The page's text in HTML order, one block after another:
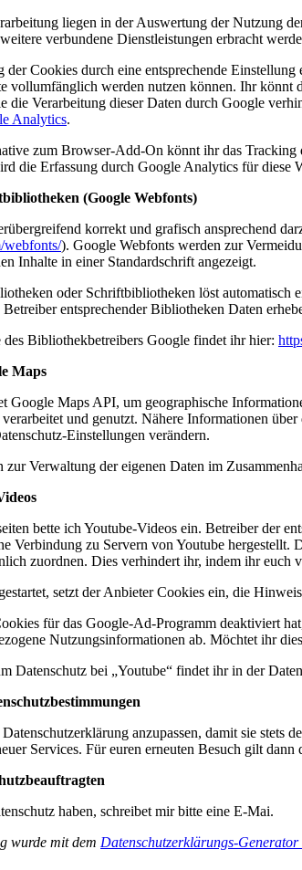
liegen in der Auswertung der Nutzung
verbundene Dienstleistungen erbracht
der Cookies durch eine entsprechende
vollumfänglich werden nutzen können. Ihr könnt
die Verarbeitung dieser Daten durch Google
Analytics.
zum Browser-Add-On könnt ihr das
die Erfassung durch Google Analytics für
(Google Webfonts)
korrekt und grafisch ansprechend
webfonts/). Google Webfonts werden zur
Inhalte in einer Standardschrift angezeigt.
oder Schriftbibliotheken löst automatisch
entsprechender Bibliotheken Daten
Bibliothekbetreibers Google findet ihr hier:
Maps
Google Maps API, um geographische
und genutzt. Nähere Informationen
Einstellungen verändern.
Verwaltung der eigenen Daten im
bette ich Youtube-Videos ein. Betreiber der
Verbindung zu Servern von Youtube
zuordnen. Dies verhindert ihr, indem ihr euch
setzt der Anbieter Cookies ein, die
für das Google-Ad-Programm deaktiviert
Nutzungsinformationen ab. Möchtet ihr
Datenschutz bei „Youtube“ findet ihr in der
anzupassen, damit sie
Services. Für euren erneuten Besuch gilt dann
haben, schreibet mir bitte eine E-Mai.
wurde mit dem Datenschutzerklärungs-